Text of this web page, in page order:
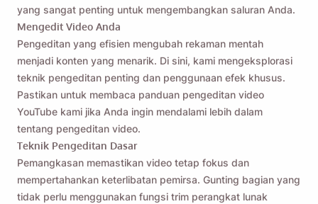
yang sangat penting untuk mengembangkan saluran Anda.
Mengedit Video Anda
Pengeditan yang efisien mengubah rekaman mentah
menjadi konten yang menarik. Di sini, kami mengeksplorasi
teknik pengeditan penting dan penggunaan efek khusus.
Pastikan untuk membaca panduan pengeditan video
YouTube kami jika Anda ingin mendalami lebih dalam
tentang pengeditan video.
Teknik Pengeditan Dasar
Pemangkasan memastikan video tetap fokus dan
mempertahankan keterlibatan pemirsa. Gunting bagian yang
tidak perlu menggunakan fungsi trim perangkat lunak